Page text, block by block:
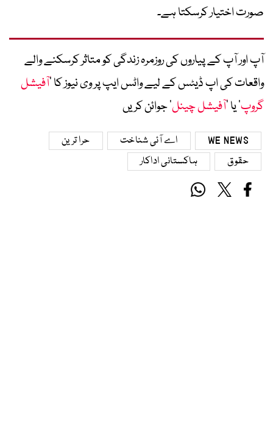
صورت اختیار کرسکتا ہے۔
آپ اور آپ کے پیاروں کی روزمرہ زندگی کو متاثر کرسکنے والے
واقعات کی اپ ڈیٹس کے لیے واٹس ایپ پر وی نیوز کا ’آفیشل
گروپ‘ یا ’آفیشل چینل‘ جوائن کریں
WE NEWS اے آئی شناخت
حرا ترین
حقوق
ہاکستانی اداکار